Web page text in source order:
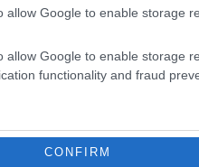
allow Google to enable storage
allow Google to enable storage
functionality and fraud
CONFIRM
cliccando